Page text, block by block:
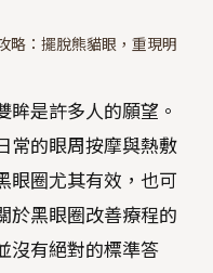
略：擺脫熊貓眼，重現明
眸是許多人的願望。
常的眼周按摩與熱敷
眼圈尤其有效，也可
於黑眼圈改善療程的
沒有絕對的標準答